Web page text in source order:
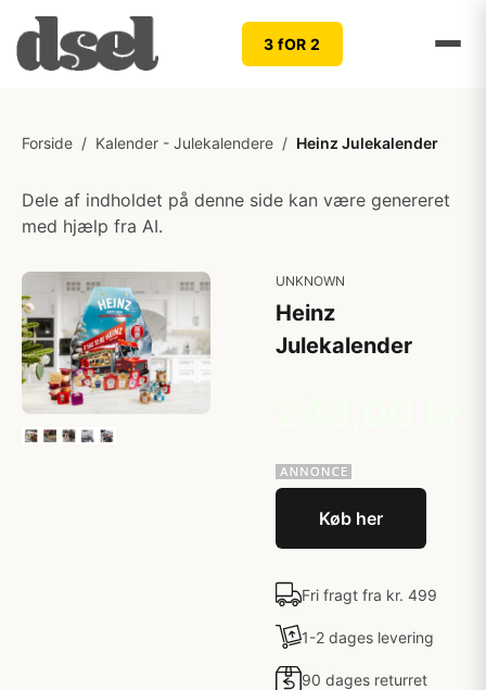
3 fOR 2
Forside / Kalender - Julekalendere / Heinz Julekalender
Dele af indholdet på denne side kan være genereret
med hjælp fra AI.
UNKNOWN
Heinz
Julekalender
Køb her
Fri fragt fra kr. 499
1-2 dages levering
90 dages returret